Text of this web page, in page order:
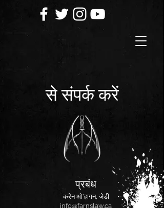
से संपर्क करें
प्रबंध
करेन ओ'हागन, जेडी
info@farnslaw.ca